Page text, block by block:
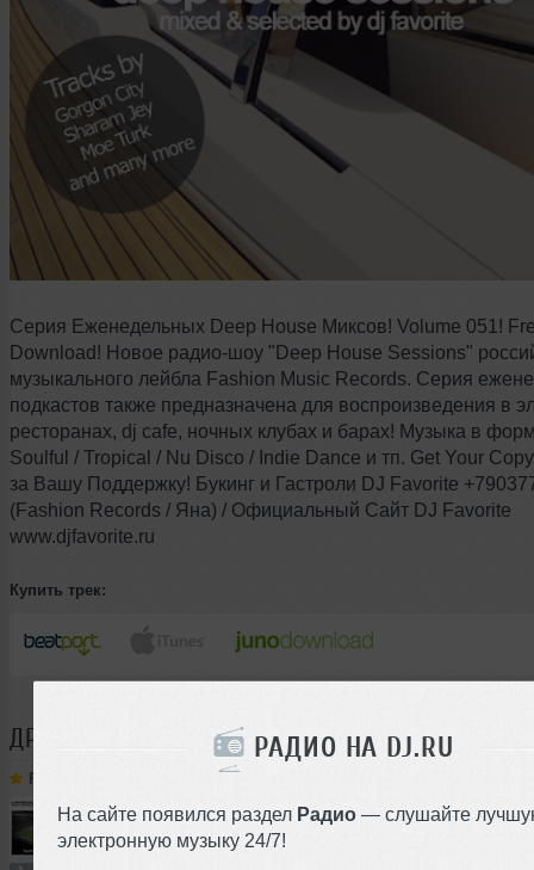
РАДИО НА DJ.RU
На сайте появился раздел Радио — слушайте
электронную музыку 24/7!
Серия Еженедельных Deep House Миксов! Volume 051!
Download! Новое радио-шоу "Deep House Sessions"
музыкального лейбла Fashion Music Records. Серия
подкастов также предназначена для воcпроизведения в
ресторанах, dj cafe, ночных клубах и барах! Музыка в
Soulful / Tropical / Nu Disco / Indie Dance и тп. Get Your
за Вашу Поддержку! Букинг и Гастроли DJ Favorite
(Fashion Records / Яна) / Официальный Сайт DJ Favorite
www.djfavorite.ru
Купить трек:
ДРУГИЕ ТРЕКИ FAVORITE
Favorite DJ Favorite & DJ Kharitonov - Russia, Here We Go! (Radio Edit)
3:27 1318 раз 50